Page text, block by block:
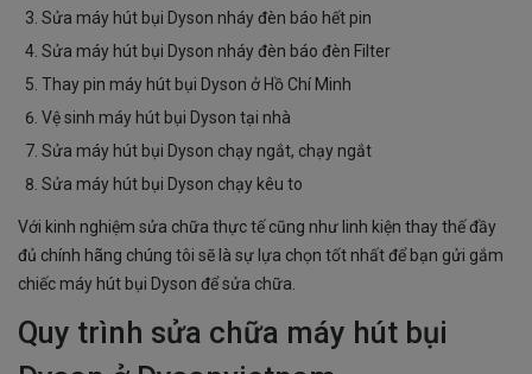
Sửa máy hút bụi Dyson nháy đèn báo hết pin
Sửa máy hút bụi Dyson nháy đèn báo đèn Filter
Thay pin máy hút bụi Dyson ở Hồ Chí Minh
Vệ sinh máy hút bụi Dyson tại nhà
Sửa máy hút bụi Dyson chạy ngắt, chạy ngắt
Sửa máy hút bụi Dyson chạy kêu to
Với kinh nghiệm sửa chữa thực tế cũng như linh kiện thay thế đầy
đủ chính hãng chúng tôi sẽ là sự lựa chọn tốt nhất để bạn gửi gắm
chiếc máy hút bụi Dyson để sửa chữa.
Quy trình sửa chữa máy hút bụi